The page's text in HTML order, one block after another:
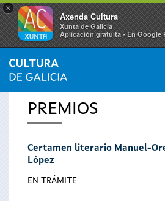
×
Axenda Cultura
Xunta de Galicia
Aplicación gratuíta - En Google
Se
encuentra
usted
aquí
INICIO
PREMIOS
Certamen literario Manuel-
López
EN TRÁMITE